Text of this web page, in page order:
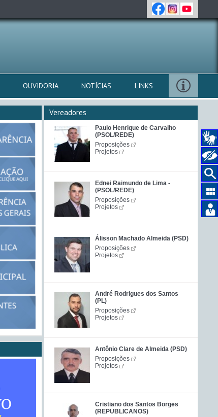
OUVIDORIA NOTÍCIAS LINKS
Vereadores
Paulo Henrique de Carvalho
(PSOL/REDE)
Proposições
Projetos
Ednei Raimundo de Lima -
(PSOL/REDE)
Proposições
Projetos
Álisson Machado Almeida (PSD)
Proposições
Projetos
André Rodrigues dos Santos
(PL)
Proposições
Projetos
Antônio Clare de Almeida (PSD)
Proposições
Projetos
Cristiano dos Santos Borges
(REPUBLICANOS)